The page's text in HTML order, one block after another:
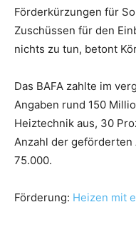
Förderkürzungen für
Zuschüssen für den
nichts zu tun, betont
Das BAFA zahlte im
Angaben rund 150
Heiztechnik aus, 30
Anzahl der geförderten
75.000.
Förderung: Heizen mit